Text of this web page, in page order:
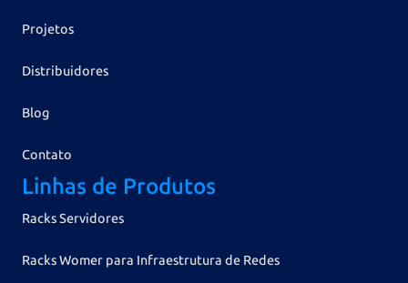
Projetos
Distribuidores
Blog
Contato
Linhas de Produtos
Racks Servidores
Racks Womer para Infraestrutura de Redes